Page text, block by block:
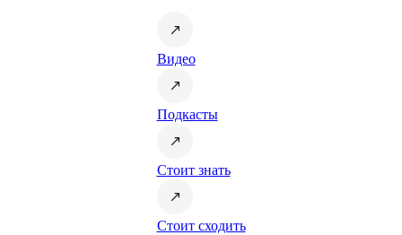
Видео
Подкасты
Стоит знать
Стоит сходить